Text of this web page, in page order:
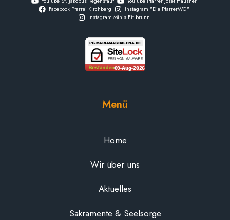
Facebook Pfarrei Kirchberg
Instagram "Die PfarrerWG"
Instagram Minis Eitlbrunn
Menü
Home
Wir über uns
Aktuelles
Sakramente & Seelsorge